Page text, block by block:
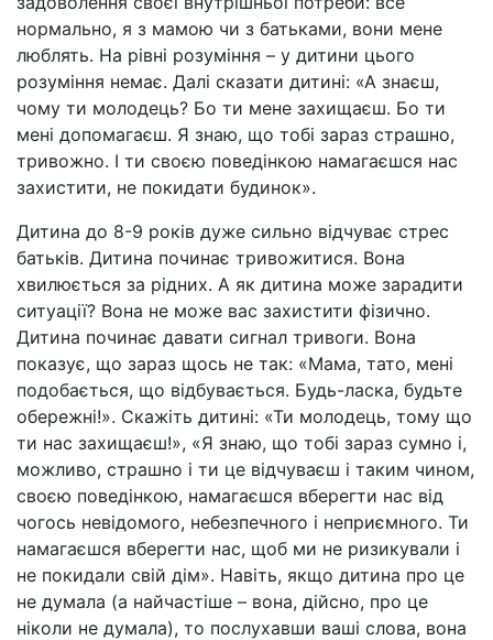
нормально, я з мамою чи з батьками, вони мене
люблять. На рівні розуміння – у дитини цього
розуміння немає. Далі сказати дитині: «А знаєш,
чому ти молодець? Бо ти мене захищаєш. Бо ти
мені допомагаєш. Я знаю, що тобі зараз страшно,
тривожно. І ти своєю поведінкою намагаєшся нас
захистити, не покидати будинок».
Дитина до 8-9 років дуже сильно відчуває стрес
батьків. Дитина починає тривожитися. Вона
хвилюється за рідних. А як дитина може зарадити
ситуації? Вона не може вас захистити фізично.
Дитина починає давати сигнал тривоги. Вона
показує, що зараз щось не так: «Мама, тато, мені
подобається, що відбувається. Будь-ласка, будьте
обережні!». Скажіть дитині: «Ти молодець, тому що
ти нас захищаєш!», «Я знаю, що тобі зараз сумно і,
можливо, страшно і ти це відчуваєш і таким чином,
своєю поведінкою, намагаєшся вберегти нас від
чогось невідомого, небезпечного і неприємного. Ти
намагаєшся вберегти нас, щоб ми не ризикували і
не покидали свій дім». Навіть, якщо дитина про це
не думала (а найчастіше – вона, дійсно, про це
ніколи не думала), то послухавши ваші слова, вона